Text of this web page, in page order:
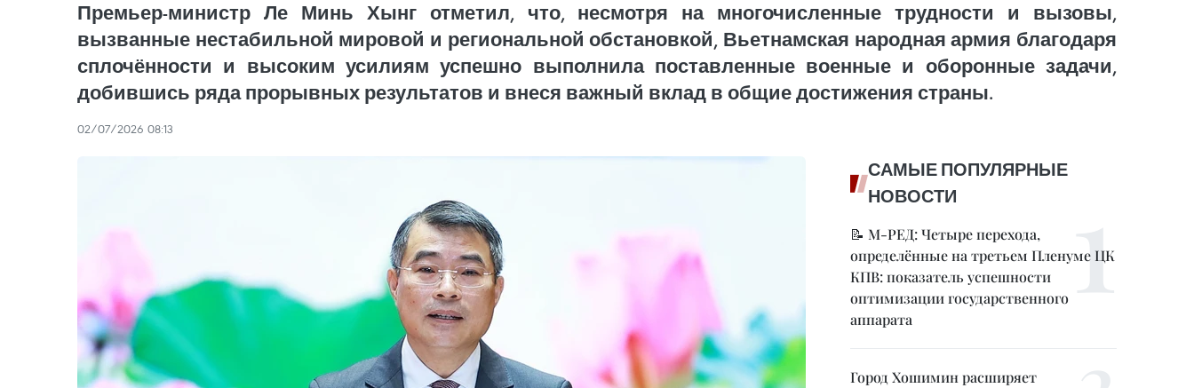
Премьер-министр Ле Минь Хынг отметил, что, несмотря на многочисленные трудности и вызовы,
вызванные нестабильной мировой и региональной обстановкой, Вьетнамская народная армия благодаря
сплочённости и высоким усилиям успешно выполнила поставленные военные и оборонные задачи,
добившись ряда прорывных результатов и внеся важный вклад в общие достижения страны.
02/07/2026 08:13
САМЫЕ ПОПУЛЯРНЫЕ
НОВОСТИ
📝 М-РЕД: Четыре перехода,
определённые на третьем Пленуме ЦК
КПВ: показатель успешности
оптимизации государственного
аппарата
Город Хошимин расширяет